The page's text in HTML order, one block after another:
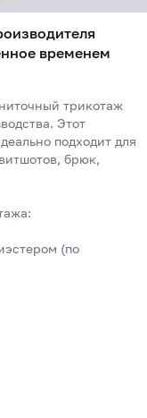
временем
трикотаж
Этот
подходит для
брюк,
(по